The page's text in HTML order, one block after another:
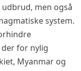
men også
system.
for nylig
Myanmar og